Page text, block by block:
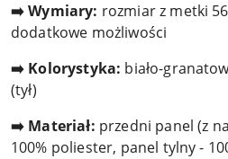
➡️ Wymiary: rozmiar z metki
dodatkowe możliwości
➡️ Kolorystyka: biało-
(tył)
➡️ Materiał: przedni panel (z
100% poliester, panel tylny -